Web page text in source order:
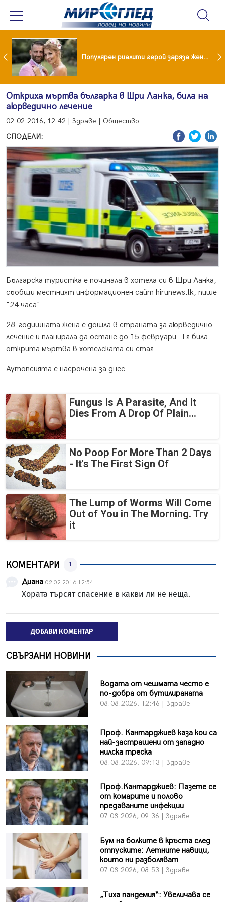
Водата от чешмата често е по-добра от бутилираната Популярен риалити герой заряза жена си заради друга
Откриха мъртва българка в Шри Ланка, била на
аюрведично лечение
02.02.2016, 12:42 | Здраве | Общество
СПОДЕЛИ:
Българска туристка е починала в хотела си в Шри Ланка,
съобщи местният информационен сайт hirunews.lk, пише
"24 часа".
28-годишната жена е дошла в страната за аюрведично
лечение и планирала да остане до 15 февруари. Тя била
открита мъртва в хотелската си стая.
Аутопсията е насрочена за днес.
Fungus Is A Parasite, And It
Dies From A Drop Of Plain...
No Poop For More Than 2 Days
- It's The First Sign Of
The Lump of Worms Will Come
Out of You in The Morning. Try
it
КОМЕНТАРИ 1
Диана 02.02.2016 12:54
Хората търсят спасение в какви ли не неща.
ДОБАВИ КОМЕНТАР
СВЪРЗАНИ НОВИНИ
Водата от чешмата често е
по-добра от бутилираната
08.08.2026, 12:46 | Здраве
Проф. Кантарджиев каза кои са
най-застрашени от западно
нилска треска
08.08.2026, 09:13 | Здраве
Проф.Кантарджиев: Пазете се
от комарите и полово
предаваните инфекции
07.08.2026, 09:36 | Здраве
Бум на болките в кръста след
отпуските: Летните навици,
които ни разболяват
07.08.2026, 08:53 | Здраве
„Тиха пандемия“: Увеличава се